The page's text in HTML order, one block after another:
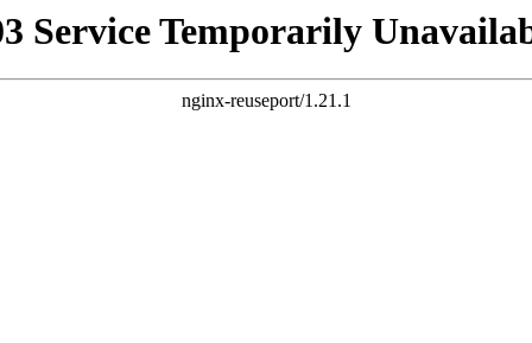
Service Temporarily
nginx-reuseport/1.21.1